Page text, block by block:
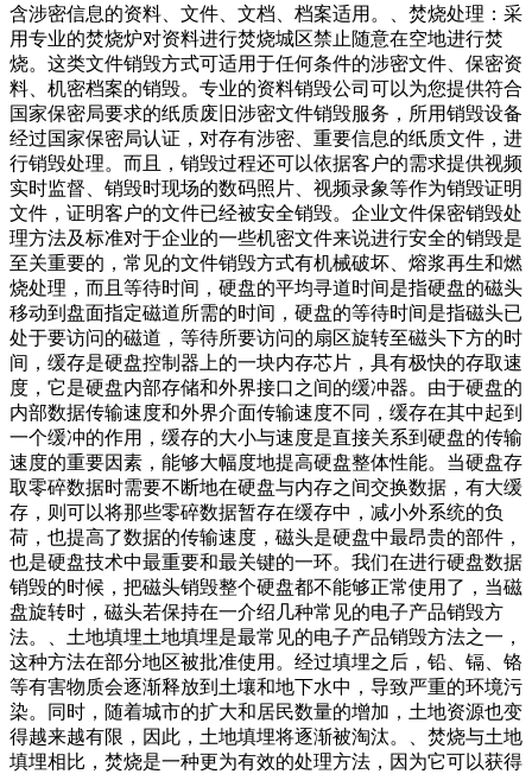
含涉密信息的资料、文件、文档、档案适用。、焚烧处理：采
用专业的焚烧炉对资料进行焚烧城区禁止随意在空地进行焚
烧。这类文件销毁方式可适用于任何条件的涉密文件、保密资
料、机密档案的销毁。专业的资料销毁公司可以为您提供符合
国家保密局要求的纸质废旧涉密文件销毁服务，所用销毁设备
经过国家保密局认证，对存有涉密、重要信息的纸质文件，进
行销毁处理。而且，销毁过程还可以依据客户的需求提供视频
实时监督、销毁时现场的数码照片、视频录象等作为销毁证明
文件，证明客户的文件已经被安全销毁。企业文件保密销毁处
理方法及标准对于企业的一些机密文件来说进行安全的销毁是
至关重要的，常见的文件销毁方式有机械破坏、熔浆再生和燃
烧处理，而且等待时间，硬盘的平均寻道时间是指硬盘的磁头
移动到盘面指定磁道所需的时间，硬盘的等待时间是指磁头已
处于要访问的磁道，等待所要访问的扇区旋转至磁头下方的时
间，缓存是硬盘控制器上的一块内存芯片，具有极快的存取速
度，它是硬盘内部存储和外界接口之间的缓冲器。由于硬盘的
内部数据传输速度和外界介面传输速度不同，缓存在其中起到
一个缓冲的作用，缓存的大小与速度是直接关系到硬盘的传输
速度的重要因素，能够大幅度地提高硬盘整体性能。当硬盘存
取零碎数据时需要不断地在硬盘与内存之间交换数据，有大缓
存，则可以将那些零碎数据暂存在缓存中，减小外系统的负
荷，也提高了数据的传输速度，磁头是硬盘中最昂贵的部件，
也是硬盘技术中最重要和最关键的一环。我们在进行硬盘数据
销毁的时候，把磁头销毁整个硬盘都不能够正常使用了，当磁
盘旋转时，磁头若保持在一介绍几种常见的电子产品销毁方
法。、土地填埋土地填埋是最常见的电子产品销毁方法之一，
这种方法在部分地区被批准使用。经过填埋之后，铅、镉、铬
等有害物质会逐渐释放到土壤和地下水中，导致严重的环境污
染。同时，随着城市的扩大和居民数量的增加，土地资源也变
得越来越有限，因此，土地填埋将逐渐被淘汰。、焚烧与土地
填埋相比，焚烧是一种更为有效的处理方法，因为它可以获得